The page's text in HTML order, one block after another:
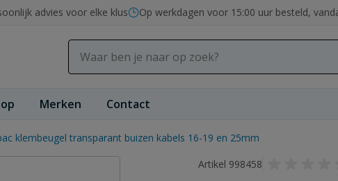
advies voor elke klus Op werkdagen voor 15:00 uur besteld,
Merken Contact
klembeugel transparant buizen kabels 16-19 en 25mm
Artikel 998458